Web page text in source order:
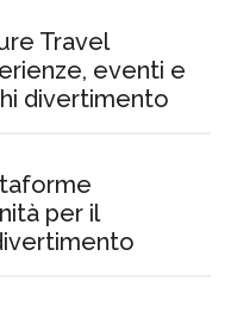
Travel
eventi e
divertimento
per il